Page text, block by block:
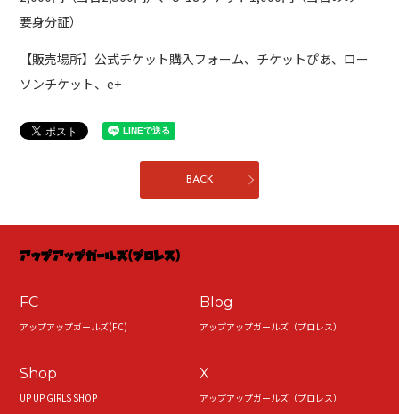
要身分証）
【販売場所】公式チケット購入フォーム、チケットぴあ、ロー
ソンチケット、e+
BACK
FC
アップアップガールズ(FC)
Blog
アップアップガールズ（プロレス）
Shop
UP UP GIRLS SHOP
X
アップアップガールズ（プロレス）